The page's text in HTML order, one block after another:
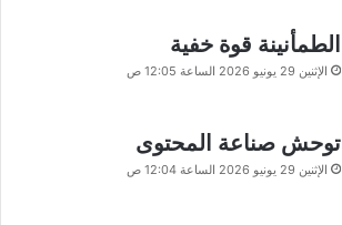
الطمأنينة قوة خفية
الإثنين 29 يونيو 2026 الساعة 12:05 ص
توحش صناعة المحتوى
الإثنين 29 يونيو 2026 الساعة 12:04 ص